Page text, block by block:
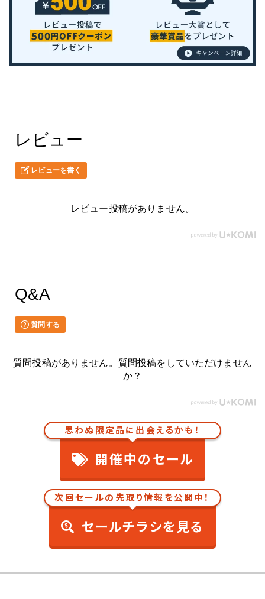
レビュー
レビューを書く
レビュー投稿がありません。
Q&A
質問する
質問投稿がありません。質問投稿をしていただけません
か？
思わぬ限定品に出会えるかも！
開催中のセール
次回セールの先取り情報を公開中！
セールチラシを見る